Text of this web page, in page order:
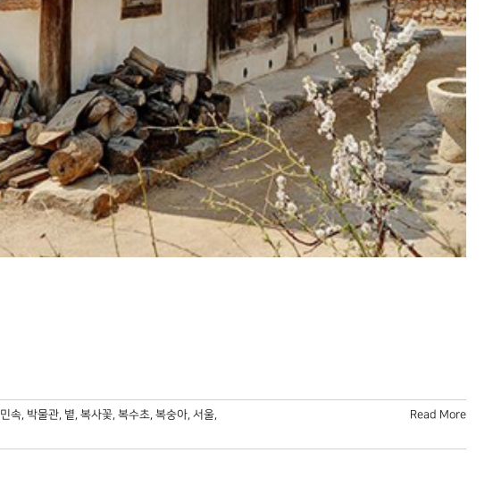
민속, 박물관, 볕, 복사꽃, 복수초, 복숭아, 서울,
Read More